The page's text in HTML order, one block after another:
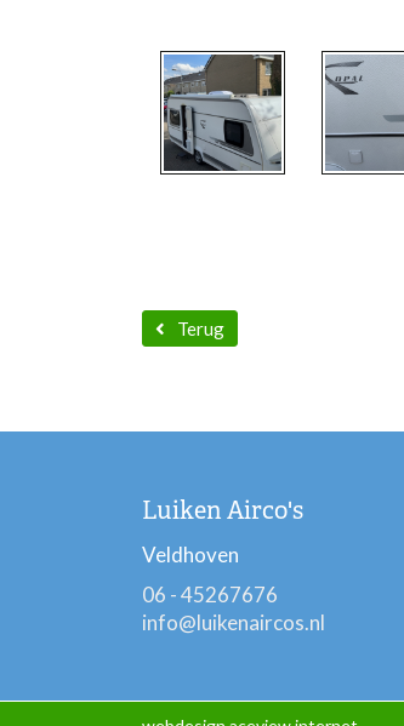
Terug
Luiken Airco's
Veldhoven
06 - 45267676
info@luikenaircos.nl